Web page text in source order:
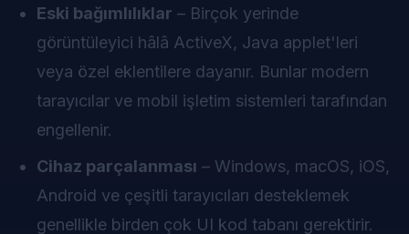
Eski bağımlılıklar – Birçok yerinde
görüntüleyici hâlâ ActiveX, Java applet'leri
veya özel eklentilere dayanır. Bunlar modern
tarayıcılar ve mobil işletim sistemleri tarafından
engellenir.
Cihaz parçalanması – Windows, macOS, iOS,
Android ve çeşitli tarayıcıları desteklemek
genellikle birden çok UI kod tabanı gerektirir.